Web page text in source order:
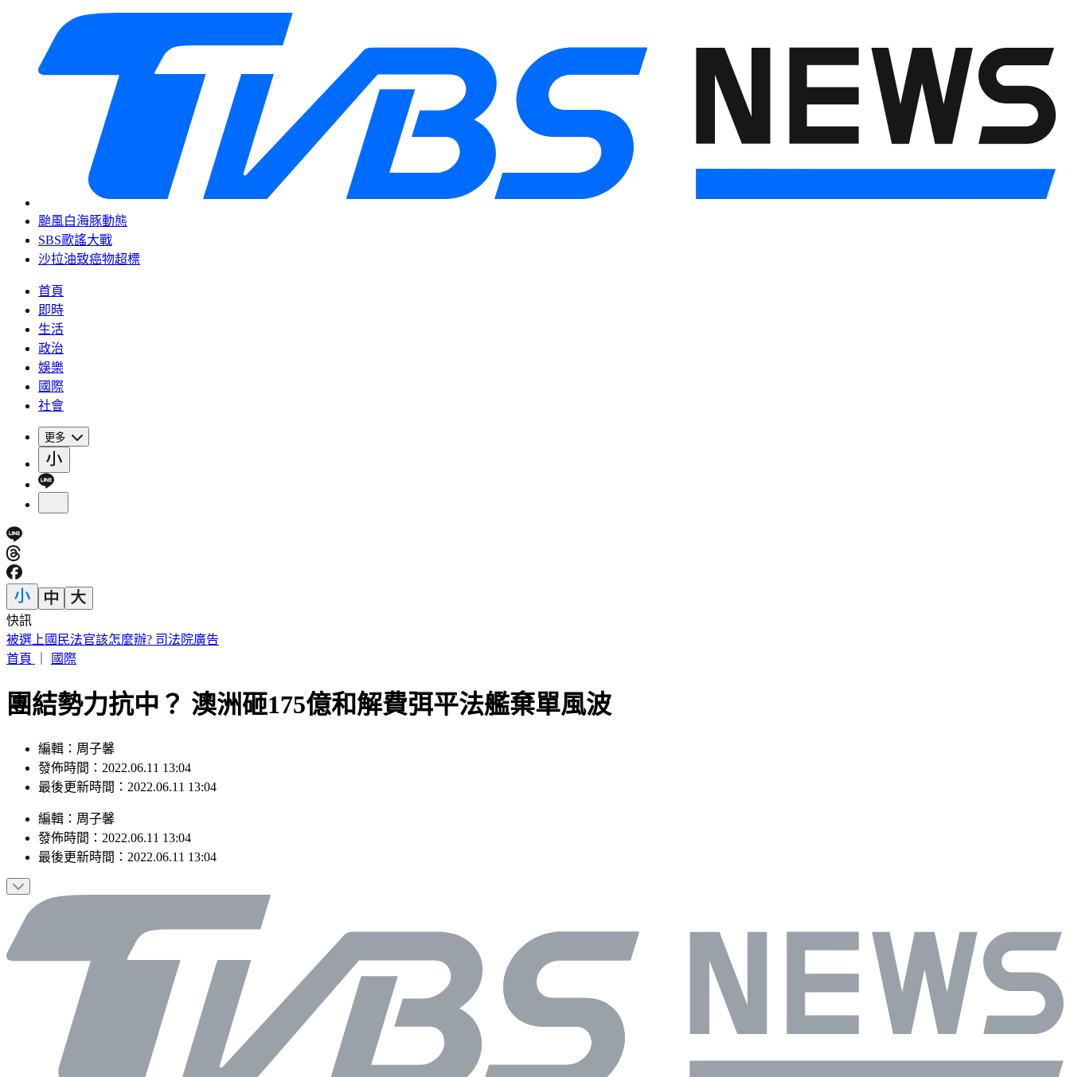
颱風白海豚動態
SBS歌謠大戰
沙拉油致癌物超標
首頁
即時
生活
政治
娛樂
國際
社會
更多
快訊
員工減肥老闆買單！美銀砸80億補貼瘦瘦針 執行長喊值得
首頁
國際
團結勢力抗中？ 澳洲砸175億和解費弭平法艦棄單風波
編輯：周子馨
發佈時間：2022.06.11 13:04
最後更新時間：2022.06.11 13:04
編輯 ： 周子馨
發佈時間： 2022.06.11 13:04
最後更新時間： 2022.06.11 13:04